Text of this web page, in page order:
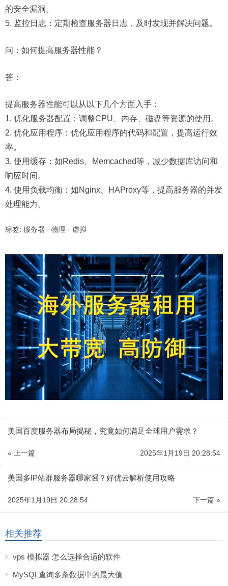
的安全漏洞。
5. 监控日志：定期检查服务器日志，及时发现并解决问题。
问： 如何提高服务器性能？
答：
提高服务器性能可以从以下几个方面入手：
1. 优化服务器配置：调整CPU、内存、磁盘等资源的使用。
2. 优化应用程序：优化应用程序的代码和配置，提高运行效
率。
3. 使用缓存：如Redis、Memcached等，减少数据库访问和
响应时间。
4. 使用负载均衡：如Nginx、HAProxy等，提高服务器的并发
处理能力。
标签: 服务器 · 物理 · 虚拟
美国百度服务器布局揭秘，究竟如何满足全球用户需求？
« 上一篇 2025年1月19日 20:28:54
美国多IP站群服务器哪家强？好优云解析使用攻略
下一篇 »
2025年1月19日 20:28:54
相关推荐
vps 模拟器 怎么选择合适的软件
MySQL查询多条数据中的最大值